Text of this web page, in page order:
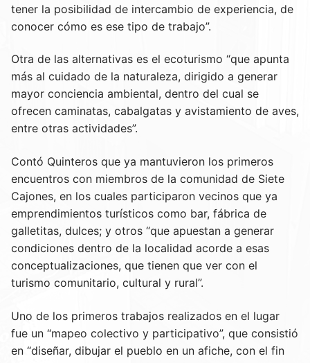
tener la posibilidad de intercambio de experiencia, de
conocer cómo es ese tipo de trabajo”.
Otra de las alternativas es el ecoturismo “que apunta
más al cuidado de la naturaleza, dirigido a generar
mayor conciencia ambiental, dentro del cual se
ofrecen caminatas, cabalgatas y avistamiento de aves,
entre otras actividades”.
Contó Quinteros que ya mantuvieron los primeros
encuentros con miembros de la comunidad de Siete
Cajones, en los cuales participaron vecinos que ya
emprendimientos turísticos como bar, fábrica de
galletitas, dulces; y otros “que apuestan a generar
condiciones dentro de la localidad acorde a esas
conceptualizaciones, que tienen que ver con el
turismo comunitario, cultural y rural”.
Uno de los primeros trabajos realizados en el lugar
fue un “mapeo colectivo y participativo”, que consistió
en “diseñar, dibujar el pueblo en un afiche, con el fin